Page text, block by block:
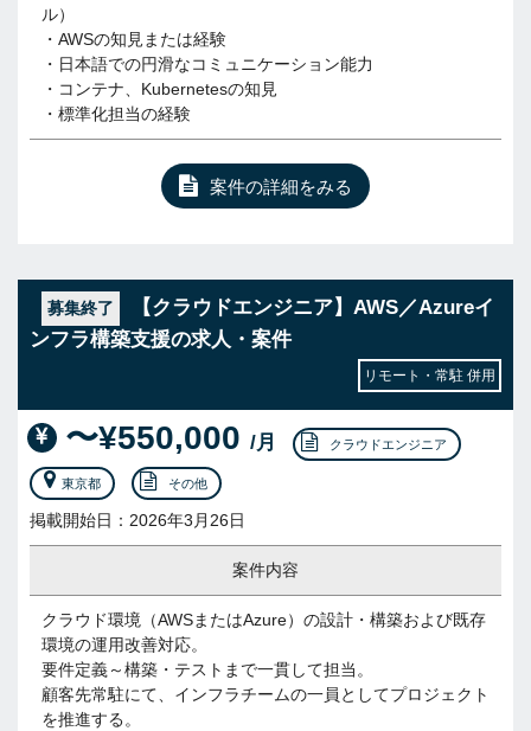
ル）
・AWSの知見または経験
・日本語での円滑なコミュニケーション能力
・コンテナ、Kubernetesの知見
・標準化担当の経験
案件の詳細をみる
募集終了
【クラウドエンジニア】AWS／Azureイ
ンフラ構築支援の求人・案件
リモート・常駐 併用
〜¥550,000 /月 クラウドエンジニア
東京都 その他
掲載開始日：2026年3月26日
案件内容
クラウド環境（AWSまたはAzure）の設計・構築および既存
環境の運用改善対応。
要件定義～構築・テストまで一貫して担当。
顧客先常駐にて、インフラチームの一員としてプロジェクト
を推進する。